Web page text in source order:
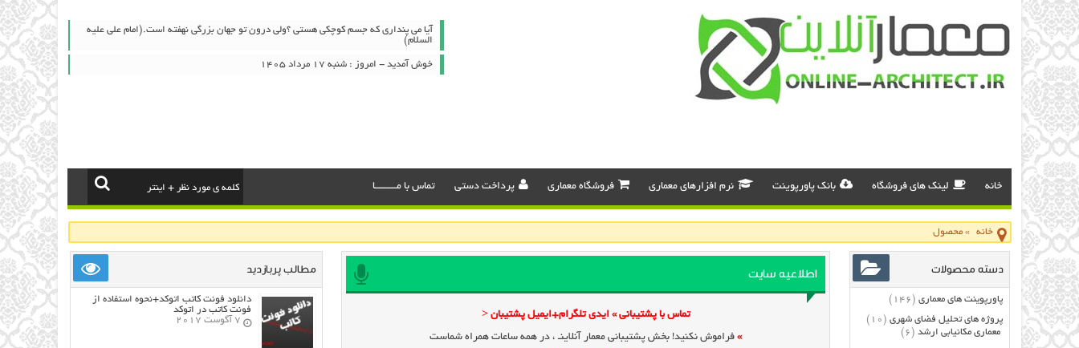
آیا می پنداری که جسم کوچکی هستی ؟ولی درون تو جهان بزرگی نهفته است.(امام علی علیه
السلام)
خوش آمدید - امروز : شنبه ۱۷ مرداد ۱۴۰۵
خانه لینک های فروشگاه بانک پاورپوینت نرم افزارهای معماری فروشگاه معماری پرداخت دستی تماس با مـــــــــا
خانه »محصول
اطلاعیه سایت
تماس با پشتیبانی » ایدی تلگرام+ایمیل پشتیبان <
» فراموش نکنید! بخش پشتیبانی معمار آنلاینـ ، در همه ساعات همراه شماست
دسته محصولات
پاورپوینت های معماری (146)
پروژه های تحلیل فضای شهری (10)
معماری مکانیابی ارشد (6)
مطالب پربازدید
دانلود فونت کاتب اتوکد+نحوه استفاده از
فونت کاتب در اتوکد
7 آگوست 2017